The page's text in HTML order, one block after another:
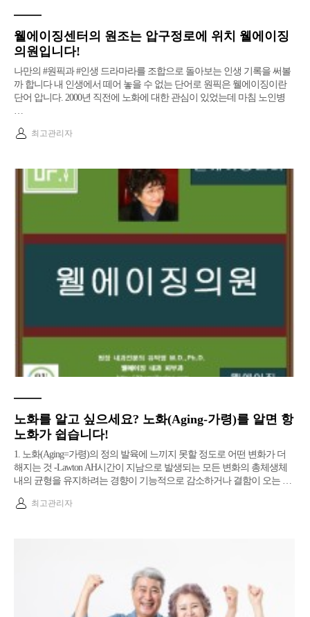
웰에이징센터의 원조는 압구정로에 위치 웰에이징
의원입니다!
나만의 #원픽과 #인생 드라마라를 조합으로 돌아보는 인생 기록을 써볼
까 합니다 내 인생에서 떼어 놓을 수 없는 단어로 원픽은 웰에이징이란
단어 압니다.​ 2000년 직전에 노화에 대한 관심이 있었는데 마침 노인병
…
최고관리자
노화를 알고 싶으세요? 노화(Aging-가령)를 알면 항
노화가 쉽습니다!
1. 노화(Aging=가령)의 정의 발육에 느끼지 못할 정도로 어떤 변화가 더
해지는 것 -Lawton AH시간이 지남으로 발생되는 모든 변화의 총체생체
내의 균형을 유지하려는 경향이 기능적으로 감소하거나 결함이 오는 …
최고관리자